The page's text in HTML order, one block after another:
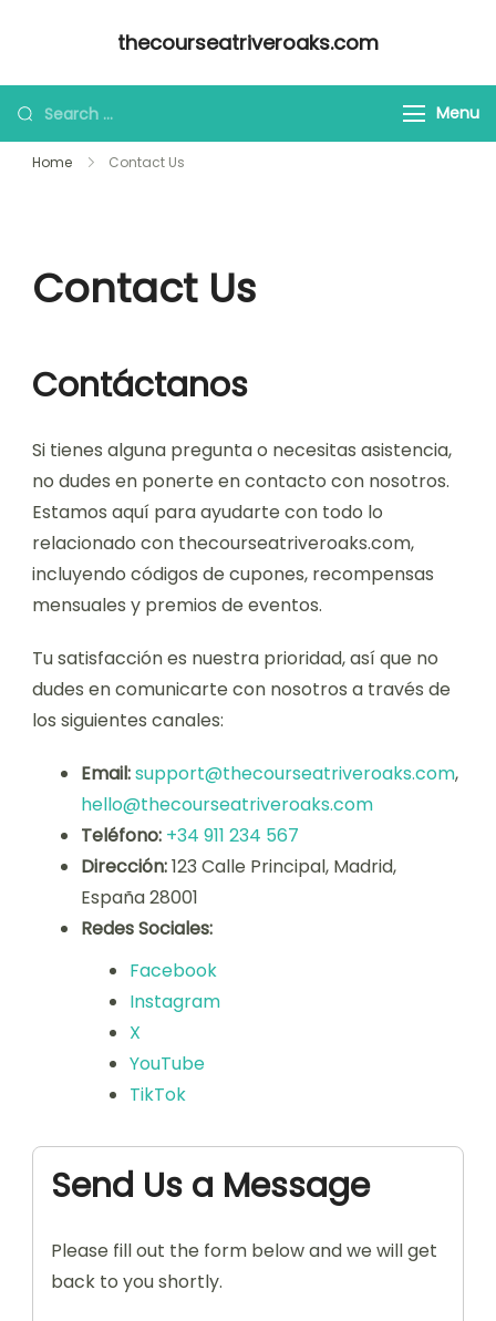
thecourseatriveroaks.com
Looking
for
Something?
Menu
Home Contact Us
Contact Us
Contáctanos
Si tienes alguna pregunta o necesitas asistencia,
no dudes en ponerte en contacto con nosotros.
Estamos aquí para ayudarte con todo lo
relacionado con thecourseatriveroaks.com,
incluyendo códigos de cupones, recompensas
mensuales y premios de eventos.
Tu satisfacción es nuestra prioridad, así que no
dudes en comunicarte con nosotros a través de
los siguientes canales:
Email:support@thecourseatriveroaks.com,
hello@thecourseatriveroaks.com
Teléfono: +34 911 234 567
Dirección:123 Calle Principal, Madrid,
España 28001
Redes Sociales:
Facebook
Instagram
X
YouTube
TikTok
Send Us a Message
Please fill out the form below and we will get
back to you shortly.